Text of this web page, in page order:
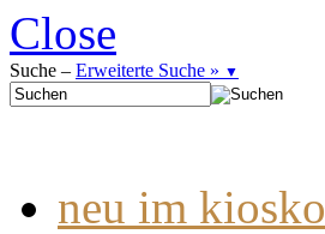
Close
Suche – Erweiterte Suche » ▼
neu im kiosko